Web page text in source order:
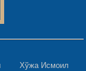
Хўжа Исмоил